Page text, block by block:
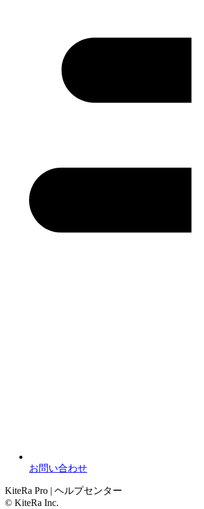
お問い合わせ
KiteRa Pro | ヘルプセンター
© KiteRa Inc.